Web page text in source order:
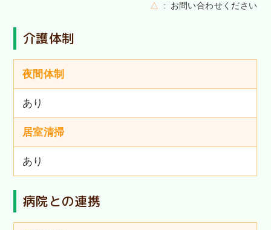
△ お問い合わせください
介護体制
夜間体制
あり
居室清掃
あり
病院との連携